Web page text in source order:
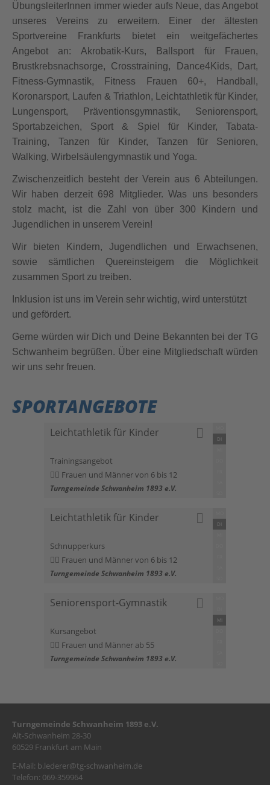
ÜbungsleiterInnen immer wieder aufs Neue, das Angebot
unseres Vereins zu erweitern. Einer der ältesten
Sportvereine Frankfurts bietet ein weitgefächertes
Angebot an: Akrobatik-Kurs, Ballsport für Frauen,
Brustkrebsnachsorge, Crosstraining, Dance4Kids, Dart,
Fitness-Gymnastik, Fitness Frauen 60+, Handball,
Koronarsport, Laufen & Triathlon, Leichtathletik für Kinder,
Lungensport, Präventionsgymnastik, Seniorensport,
Sportabzeichen, Sport & Spiel für Kinder, Tabata-
Training, Tanzen für Kinder, Tanzen für Senioren,
Walking, Wirbelsäulengymnastik und Yoga.
Zwischenzeitlich besteht der Verein aus 6 Abteilungen.
Wir haben derzeit 698 Mitglieder. Was uns besonders
stolz macht, ist die Zahl von über 300 Kindern und
Jugendlichen in unserem Verein!
Wir bieten Kindern, Jugendlichen und Erwachsenen,
sowie sämtlichen Quereinsteigern die Möglichkeit
zusammen Sport zu treiben.
Inklusion ist uns im Verein sehr wichtig, wird unterstützt
und gefördert.
Gerne würden wir Dich und Deine Bekannten bei der TG
Schwanheim begrüßen. Über eine Mitgliedschaft würden
wir uns sehr freuen.
SPORTANGEBOTE
Leichtathletik für Kinder
Trainingsangebot
Frauen und Männer von 6 bis 12
Turngemeinde Schwanheim 1893 e.V.
DI
Leichtathletik für Kinder
Schnupperkurs
Frauen und Männer von 6 bis 12
Turngemeinde Schwanheim 1893 e.V.
DI
Seniorensport-Gymnastik
Kursangebot
Frauen und Männer ab 55
Turngemeinde Schwanheim 1893 e.V.
MI
Turngemeinde Schwanheim 1893 e.V.
Alt-Schwanheim 28-30
60529 Frankfurt am Main
E-Mail: b.lederer@tg-schwanheim.de
Telefon: 069-359964